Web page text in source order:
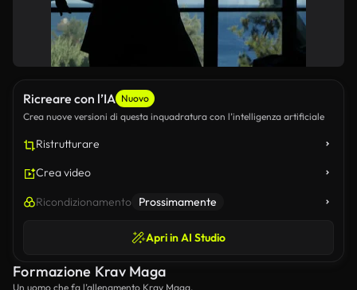
Ricreare con l’IA Nuovo
Crea nuove versioni di questa inquadratura con l’intelligenza artificiale
Ristrutturare
Crea video
Ricondizionamento Prossimamente
Apri in AI Studio
Formazione Krav Maga
Un uomo che fa l’allenamento Krav Maga.